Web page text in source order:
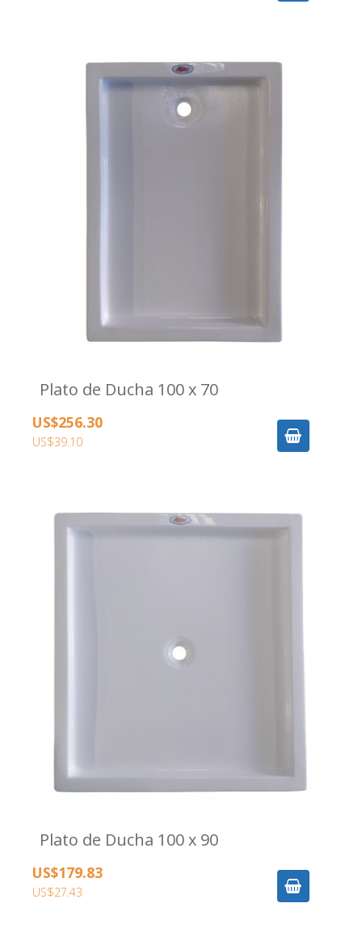
Plato de Ducha 100 x 70
US$256.30
US$39.10
Plato de Ducha 100 x 90
US$179.83
US$27.43